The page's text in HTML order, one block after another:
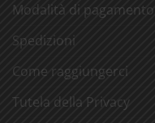
Modalità di pagamento
Spedizioni
Come raggiungerci
Tutela della Privacy